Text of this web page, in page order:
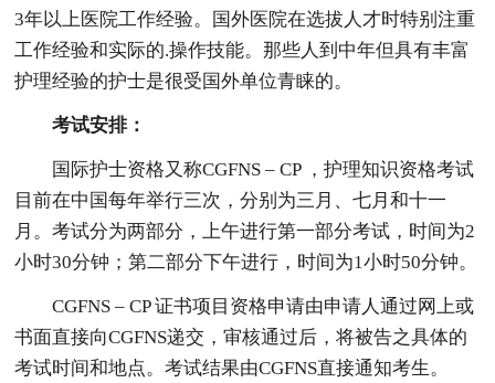
3年以上医院工作经验。国外医院在选拔人才时特别注重
工作经验和实际的.操作技能。那些人到中年但具有丰富
护理经验的护士是很受国外单位青睐的。
考试安排：
国际护士资格又称CGFNS – CP ，护理知识资格考试
目前在中国每年举行三次，分别为三月、七月和十一
月。考试分为两部分，上午进行第一部分考试，时间为2
小时30分钟；第二部分下午进行，时间为1小时50分钟。
CGFNS – CP 证书项目资格申请由申请人通过网上或
书面直接向CGFNS递交，审核通过后，将被告之具体的
考试时间和地点。考试结果由CGFNS直接通知考生。